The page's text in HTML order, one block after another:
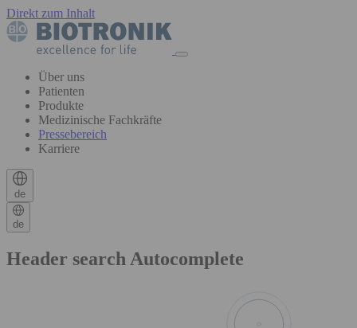
Direkt zum Inhalt
Über uns
Patienten
Produkte
Medizinische Fachkräfte
Pressebereich
Karriere
de
de
Header search Autocomplete